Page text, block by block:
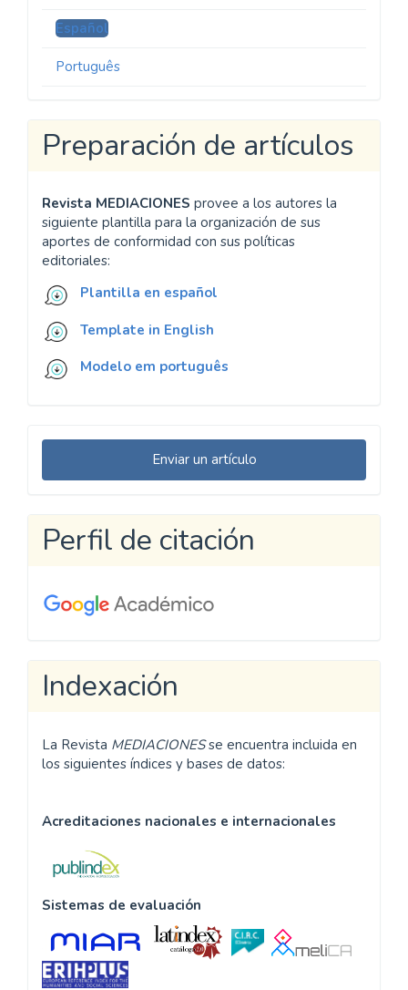
Español
Português
Preparación de artículos
Revista MEDIACIONES provee a los autores la
siguiente plantilla para la organización de sus
aportes de conformidad con sus políticas
editoriales:
Plantilla en español
Template in English
Modelo em português
Enviar
un
Enviar un artículo
Perfil de citación
Indexación
La Revista MEDIACIONESse encuentra incluida en
los siguientes índices y bases de datos:
Acreditaciones nacionales e internacionales
Sistemas de evaluación